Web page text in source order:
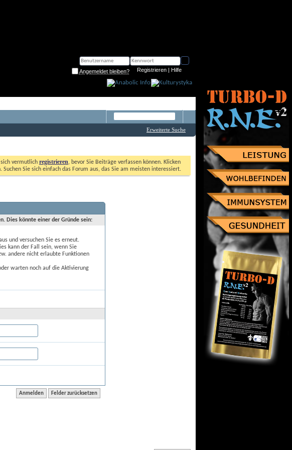
Angemeldet bleiben? Registrieren | Hilfe
Erweiterte Suche
vermutlich registrieren, bevor Sie Beiträge verfassen können. Klicken
Sie sich einfach das Forum aus, das Sie am meisten interessiert.
Dies könnte einer der Gründe sein:
und versuchen Sie es erneut.
kann der Fall sein, wenn Sie
andere nicht erlaubte Funktionen
warten noch auf die Aktivierung